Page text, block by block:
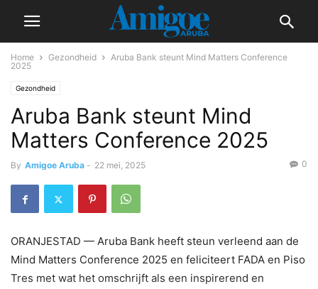
Home Gezondheid
Aruba Bank steunt Mind Matters Conference
2025
Gezondheid
Aruba Bank steunt Mind
Matters Conference 2025
By Amigoe Aruba - 22 mei, 2025 0
ORANJESTAD — Aruba Bank heeft steun verleend aan de
Mind Matters Conference 2025 en feliciteert FADA en Piso
Tres met wat het omschrijft als een inspirerend en